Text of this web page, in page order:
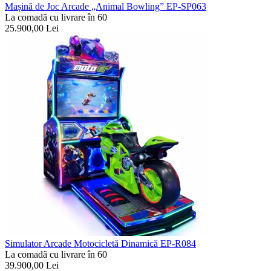
Mașină de Joc Arcade „Animal Bowling” EP-SP063
La comadã cu livrare în 60
25.900,00 Lei
Simulator Arcade Motocicletă Dinamică EP-R084
La comadã cu livrare în 60
39.900,00 Lei